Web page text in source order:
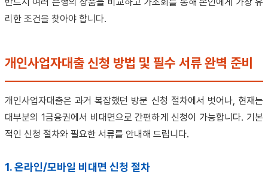
리한 조건을 찾아야 합니다.
개인사업자대출 신청 방법 및 필수 서류 완벽 준비
개인사업자대출은 과거 복잡했던 방문 신청 절차에서 벗어나, 현재는
대부분의 1금융권에서 비대면으로 간편하게 신청이 가능합니다. 기본
적인 신청 절차와 필요한 서류를 안내해 드립니다.
1. 온라인/모바일 비대면 신청 절차